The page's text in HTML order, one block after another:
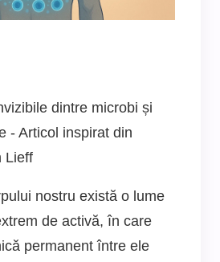
dintre microbi și
- Articol inspirat din
Lieff
nostru există o lume
de activă, în care
permanent între ele